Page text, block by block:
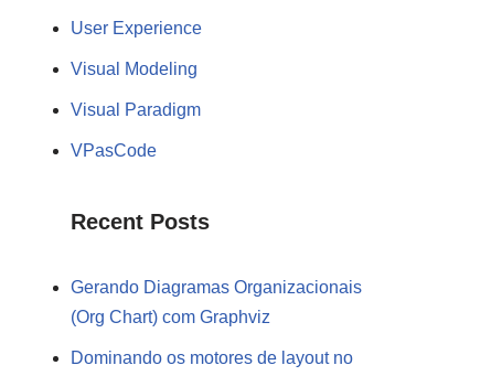
User Experience
Visual Modeling
Visual Paradigm
VPasCode
Recent Posts
Gerando Diagramas Organizacionais
(Org Chart) com Graphviz
Dominando os motores de layout no